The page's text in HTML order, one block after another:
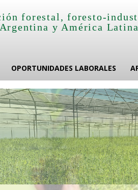
forestal, foresto-
y América
OPORTUNIDADES LABORALES